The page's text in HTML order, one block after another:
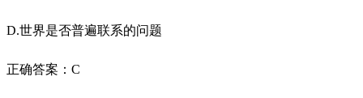
D.世界是否普遍联系的问题
正确答案：C